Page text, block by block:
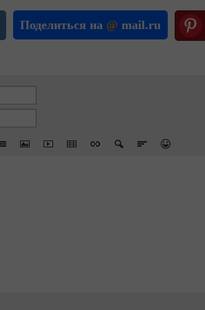
Поделиться на @ mail.ru